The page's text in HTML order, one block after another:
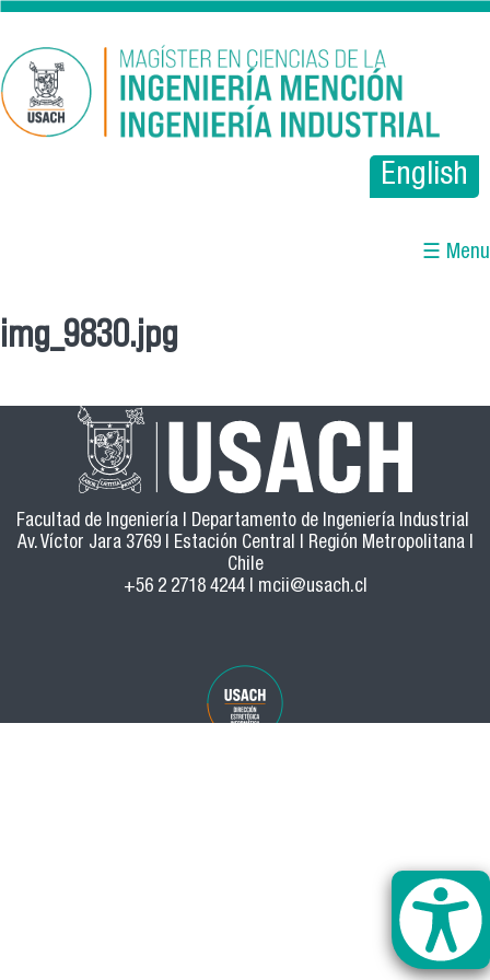
Pasar al contenido principal
English
☰ Menu
Se encuentra usted aquí
img_9830.jpg
Facultad de Ingeniería | Departamento de Ingeniería Industrial
Av. Víctor Jara 3769 | Estación Central | Región Metropolitana |
Chile
+56 2 2718 4244 | mcii@usach.cl